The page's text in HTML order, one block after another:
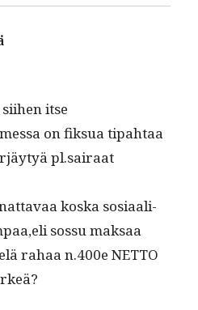
itse
on fik­sua tipah­taa
pl.sairaat
kos­ka sosi­aal­i­
sos­su mak­saa
rahaa n.400e NETTO